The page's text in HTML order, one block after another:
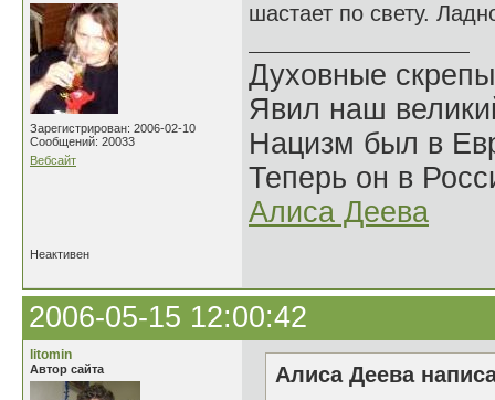
Зарегистрирован: 2006-02-10
Сообщений: 20033
Вебсайт
шастает по свету.
Духовные
Явил наш
Нацизм был в
Теперь он в
Алиса Деева
Неактивен
2006-05-15 12:00:42
litomin
Автор сайта
Алиса Деева